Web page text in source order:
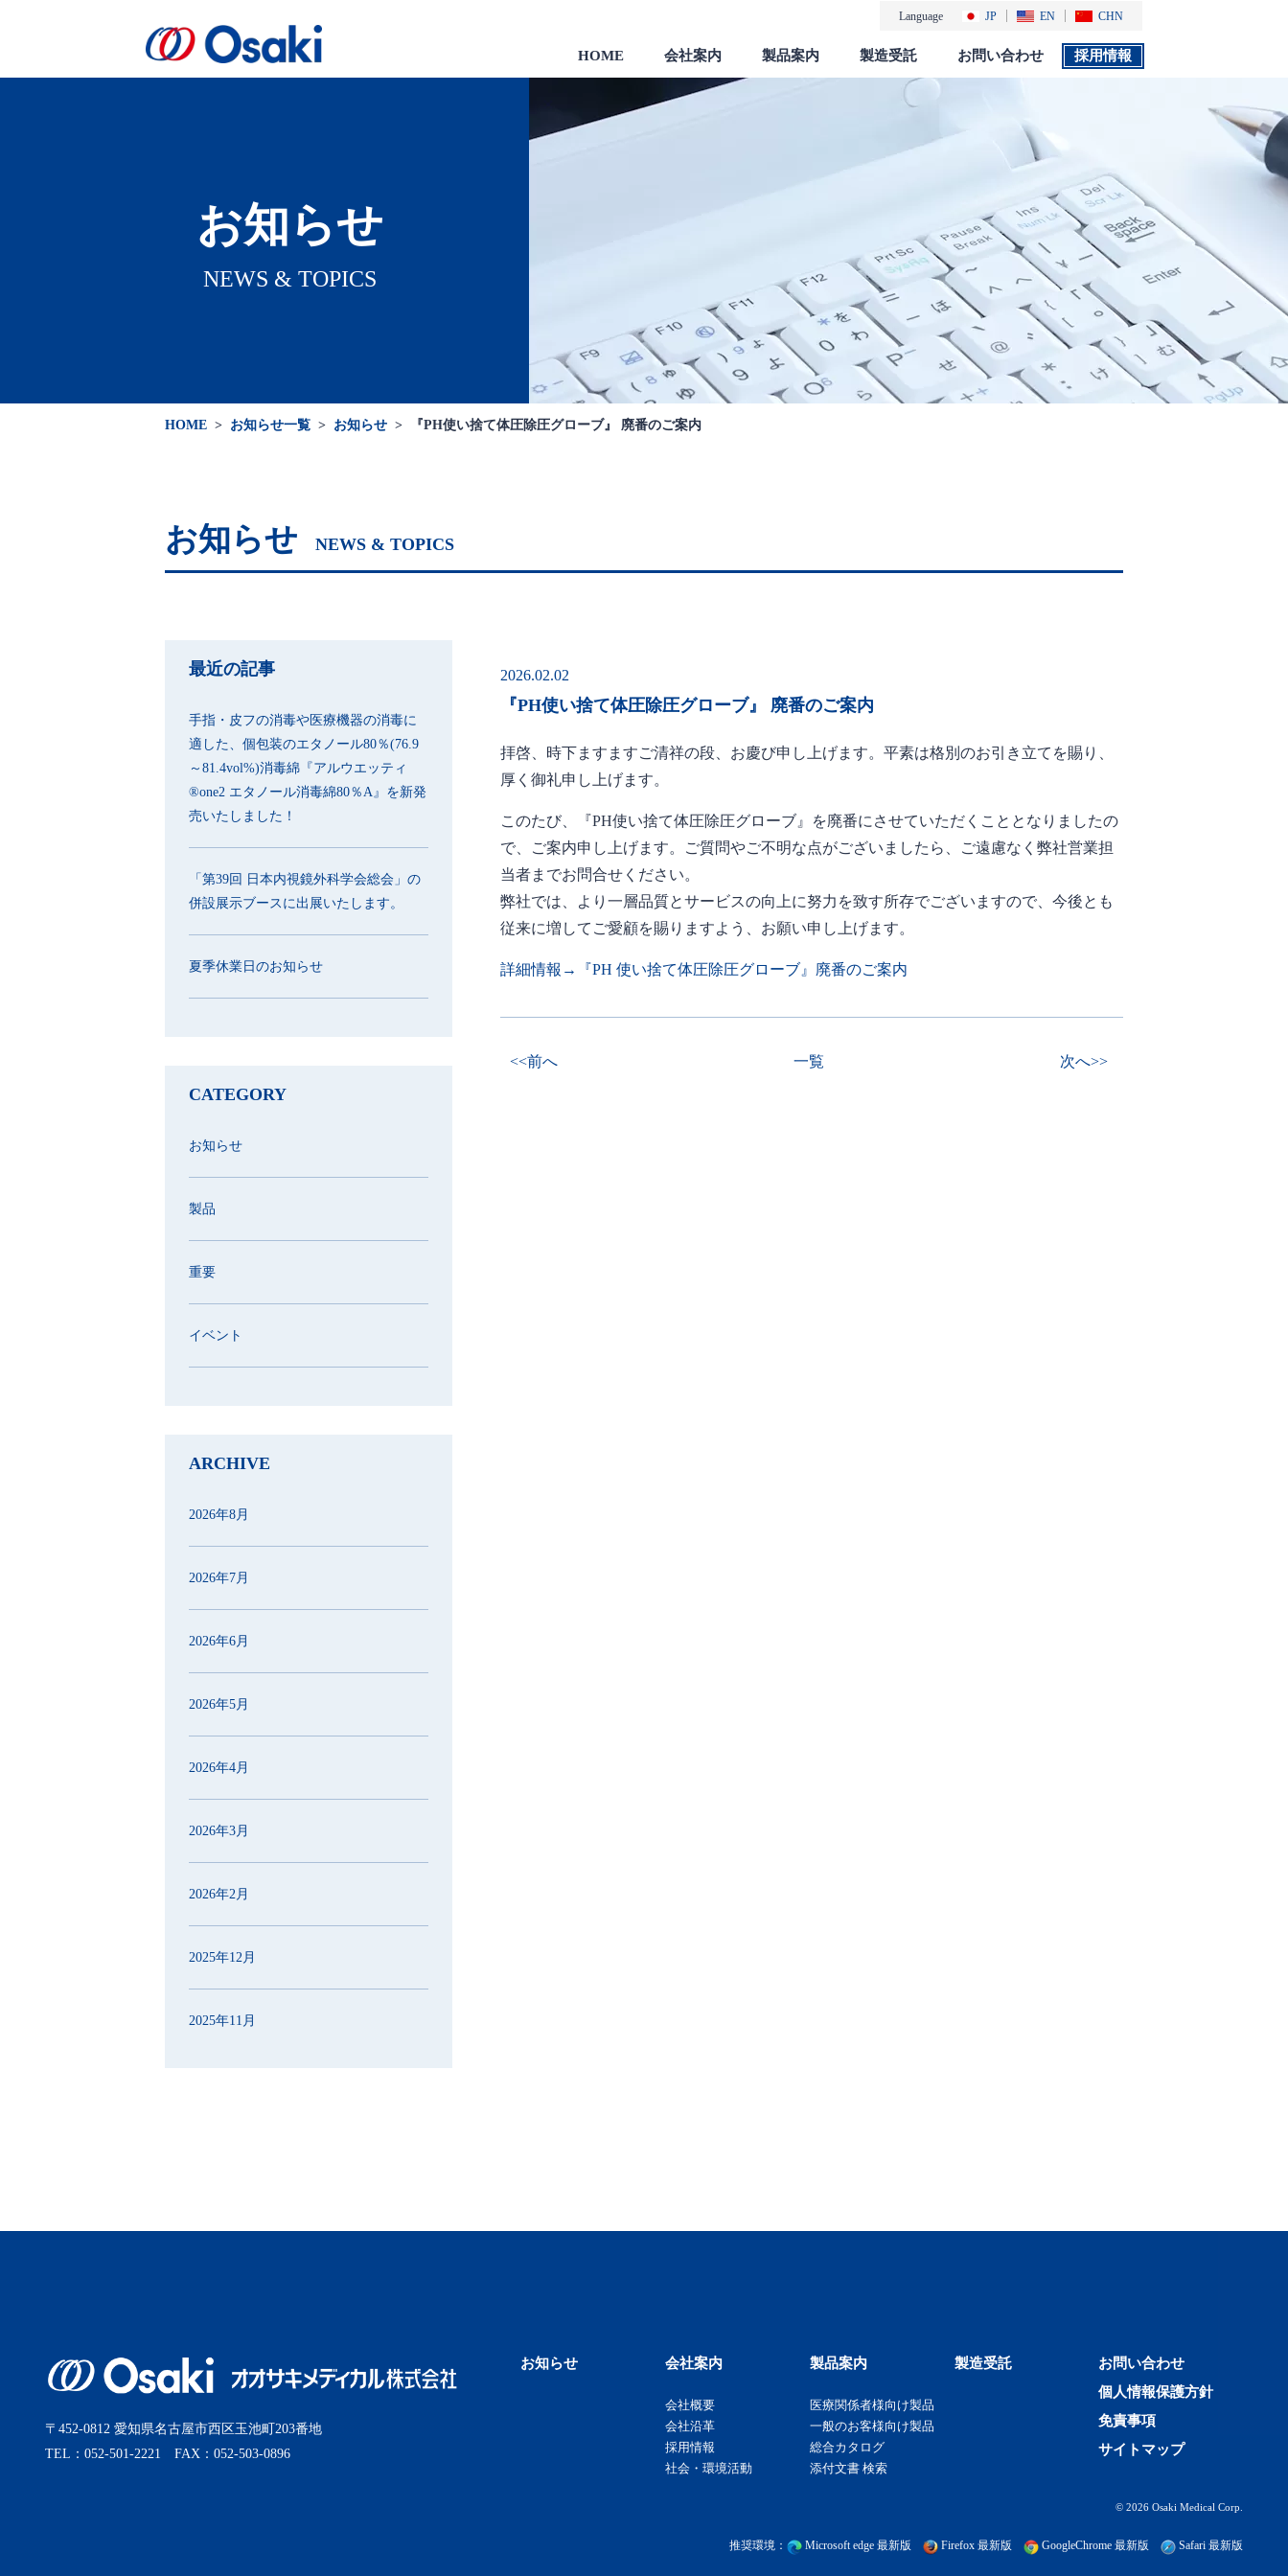
Language JP EN CHN
HOME
会社案内
会社案内
会社概要 会社沿革 採用情報
製品案内
製品案内
医療関係者向け製品 一般のお客様向け製品 製品カタログ
製造受託 お問い合わせ 採用情報
お知らせ
NEWS & TOPICS
HOME > お知らせ一覧 > お知らせ > 『PH使い捨て体圧除圧グローブ』 廃番のご案内
お知らせ NEWS & TOPICS
2026.02.02
『PH使い捨て体圧除圧グローブ』 廃番のご案内
拝啓、時下ますますご清祥の段、お慶び申し上げます。平素は格別のお引き立てを賜り、
厚く御礼申し上げます。
このたび、『PH使い捨て体圧除圧グローブ』を廃番にさせていただくこととなりましたの
で、ご案内申し上げます。ご質問やご不明な点がございましたら、ご遠慮なく弊社営業担
当者までお問合せください。
弊社では、より一層品質とサービスの向上に努力を致す所存でございますので、今後とも
従来に増してご愛顧を賜りますよう、お願い申し上げます。
詳細情報→『PH 使い捨て体圧除圧グローブ』廃番のご案内
<<前へ 一覧 次へ>>
最近の記事
手指・皮フの消毒や医療機器の消毒に
適した、個包装のエタノール80％(76.9
～81.4vol%)消毒綿『アルウエッティ
®one2 エタノール消毒綿80％A』を新発
売いたしました！
「第39回 日本内視鏡外科学会総会」の
併設展示ブースに出展いたします。
夏季休業日のお知らせ
CATEGORY
お知らせ
製品
重要
イベント
ARCHIVE
2026年8月
2026年7月
2026年6月
2026年5月
2026年4月
2026年3月
2026年2月
2025年12月
2025年11月
〒452-0812 愛知県名古屋市西区玉池町203番地
TEL：052-501-2221 FAX：052-503-0896
お知らせ 会社案内
会社概要
会社沿革
採用情報
社会・環境活動
製品案内
医療関係者様向け製品
一般のお客様向け製品
総合カタログ
添付文書 検索
製造受託
お問い合わせ
個人情報保護方針
免責事項
サイトマップ
© 2026 Osaki Medical Corp.
推奨環境： Microsoft edge 最新版 Firefox 最新版 GoogleChrome 最新版 Safari 最新版